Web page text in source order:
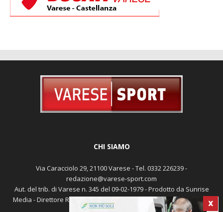
X
CHI SIAMO
Via Caracciolo 29, 21100 Varese - Tel. 0332 226239 -
redazione@varese-sport.com
Aut. del trib. di Varese n. 345 del 09-02-1979 - Prodotto da Sunrise
Media - Direttore Responsabile: Michele Marocco -Cookie policy
Pubblicità